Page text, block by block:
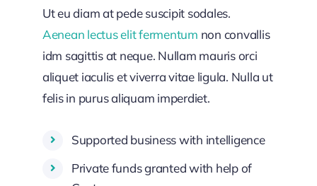
Ut eu diam at pede suscipit sodales.
Aenean lectus elit fermentum non convallis
idm sagittis at neque. Nullam mauris orci
aliquet iaculis et viverra vitae ligula. Nulla ut
felis in purus aliquam imperdiet.
Supported business with intelligence
Private funds granted with help of